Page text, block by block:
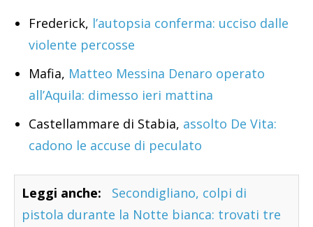
Frederick, l’autopsia conferma: ucciso dalle
violente percosse
Mafia, Matteo Messina Denaro operato
all’Aquila: dimesso ieri mattina
Castellammare di Stabia, assolto De Vita:
cadono le accuse di peculato
Leggi anche:
Secondigliano, colpi di
pistola durante la Notte bianca: trovati tre